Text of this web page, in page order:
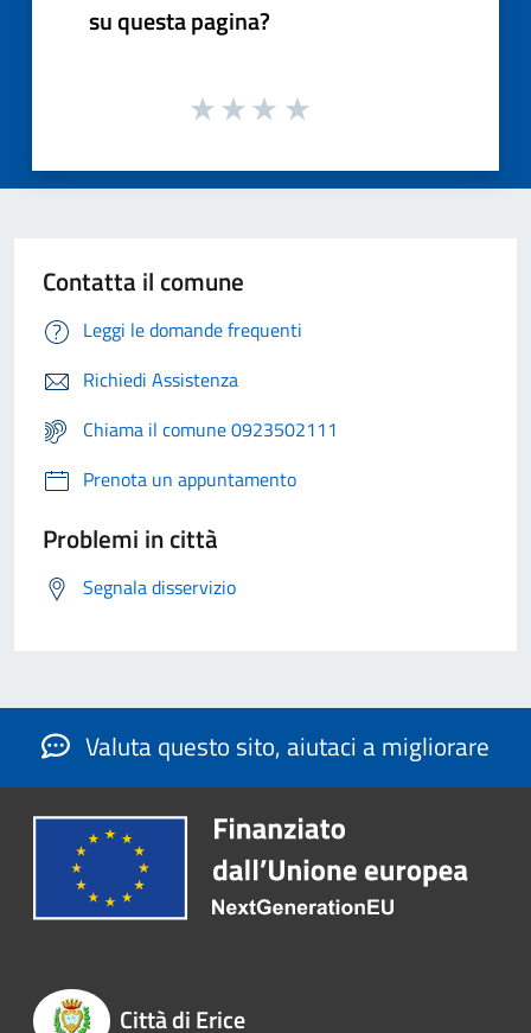
su questa pagina?
Contatta il comune
Leggi le domande frequenti
Richiedi Assistenza
Chiama il comune 0923502111
Prenota un appuntamento
Problemi in città
Segnala disservizio
Valuta questo sito, aiutaci a migliorare
Città di Erice